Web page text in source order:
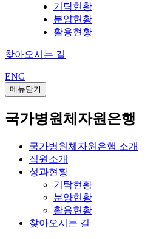
기탁현황
분양현황
활용현황
찾아오시는 길
ENG
메뉴닫기
국가병원체자원은행
국가병원체자원은행 소개
직원소개
성과현황
기탁현황
분양현황
활용현황
찾아오시는 길